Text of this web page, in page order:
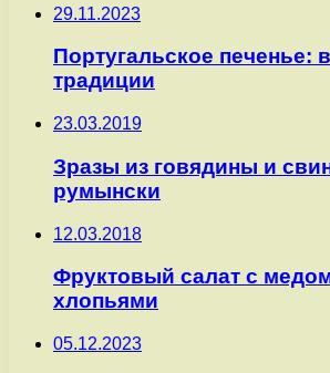
29.11.2023
Португальское печенье:
традиции
23.03.2019
Зразы из говядины и
румынски
12.03.2018
Фруктовый салат с
хлопьями
05.12.2023